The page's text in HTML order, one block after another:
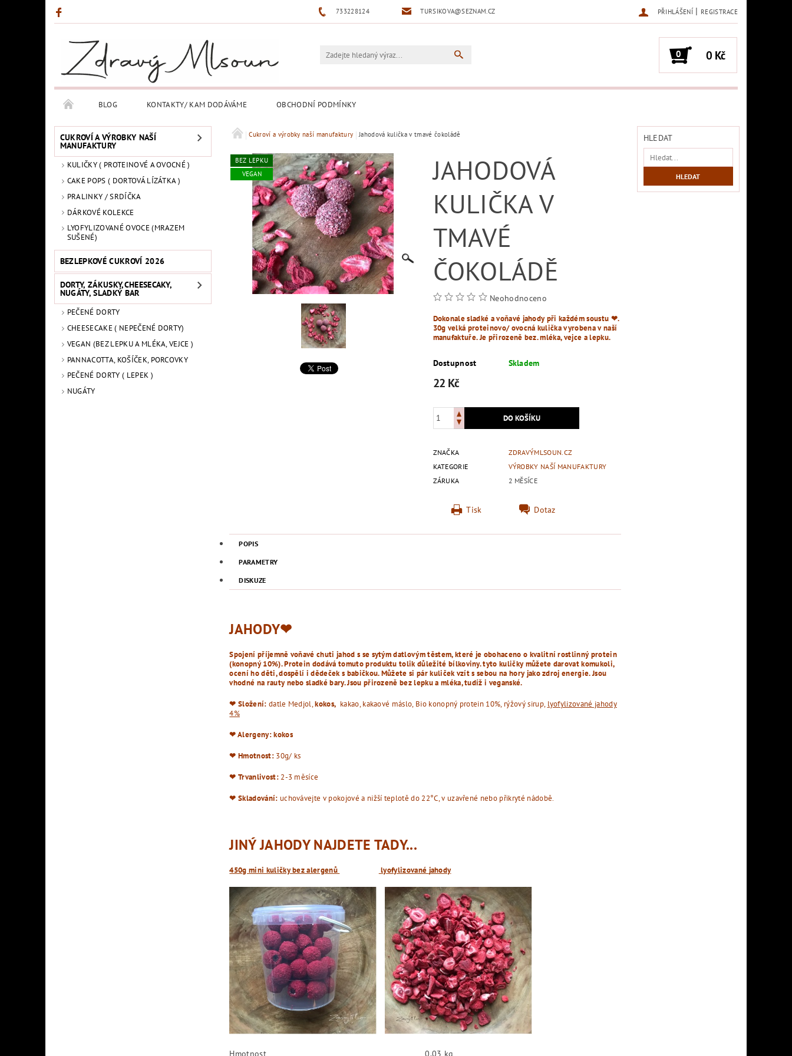
733228124 TURSIKOVA@SEZNAM.CZ PŘIHLÁŠENÍ | REGISTRACE
0 0 Kč
BLOG KONTAKTY/ KAM DODÁVÁME OBCHODNÍ PODMÍNKY
CUKROVÍ A VÝROBKY NAŠÍ
MANUFAKTURY
KULIČKY ( PROTEINOVÉ A OVOCNÉ )
CAKE POPS ( DORTOVÁ LÍZÁTKA )
PRALINKY / SRDÍČKA
DÁRKOVÉ KOLEKCE
LYOFYLIZOVANÉ OVOCE (MRAZEM
SUŠENÉ)
BEZLEPKOVÉ CUKROVÍ 2026
DORTY, ZÁKUSKY,CHEESECAKY,
NUGÁTY, SLADKÝ BAR
PEČENÉ DORTY
CHEESECAKE ( NEPEČENÉ DORTY)
VEGAN (BEZ LEPKU A MLÉKA, VEJCE )
PANNACOTTA, KOŠÍČEK, PORCOVKY
PEČENÉ DORTY ( LEPEK )
NUGÁTY
Cukroví a výrobky naší manufaktury Jahodová kulička v tmavé čokoládě
BEZ LEPKU
VEGAN
JAHODOVÁ
KULIČKA V
TMAVÉ
ČOKOLÁDĚ
Neohodnoceno
Dokonale sladké a voňavé jahody při každém soustu ❤︎.
30g velká proteinovo/ ovocná kulička vyrobena v naší
manufaktuře. Je přirozeně bez. mléka, vejce a lepku.
Dostupnost Skladem
22 Kč
ZNAČKA
ZDRAVÝMLSOUN.CZ
KATEGORIE
VÝROBKY NAŠÍ MANUFAKTURY
ZÁRUKA
2 MĚSÍCE
Tisk Dotaz
POPIS
PARAMETRY
DISKUZE
JAHODY❤︎
Spojení příjemně voňavé chuti jahod s se sytým datlovým těstem, které je obohaceno o kvalitní rostlinný protein
(konopný 10%). Protein dodává tomuto produktu tolik důležité bílkoviny. tyto kuličky můžete darovat komukoli,
ocení ho děti, dospělí i dědeček s babičkou. Můžete si pár kuliček vzít s sebou na hory jako zdroj energie. Jsou
vhodné na rauty nebo sladké bary. Jsou přirozeně bez lepku a mléka, tudíž i veganské.
❤︎ Složení: datle Medjol,kokos, kakao, kakaové máslo, Bio konopný protein 10%, rýžový sirup, lyofylizované jahody
4%
❤︎ Alergeny: kokos
❤︎ Hmotnost:30g/ ks
❤︎ Trvanlivost:2-3 měsíce
❤︎ Skladování: uchovávejte v pokojové a nižší teplotě do 22°C, v uzavřené nebo přikryté nádobě.
JINÝ JAHODY NAJDETE TADY...
450g mini kuličky bez alergenů lyofylizované jahody
Hmotnost 0.03 kg
HLEDAT